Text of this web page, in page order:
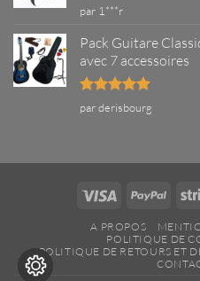
Note4
par 1***r
Pack Guitare
avec 7 accessoires
Note5sur
par derisbourg
Visa PayPal
A PROPOS
POLITIQUE DE
POLITIQUE DE RETOURS ET